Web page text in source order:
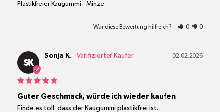
Plastikfreier Kaugummi Minze
War diese Bewertung hilfreich? 0 0
SK
02.02.2026
Sonja K.
Guter Geschmack, würde ich wieder kaufen
Finde es toll, dass der Kaugummi plastikfrei ist.